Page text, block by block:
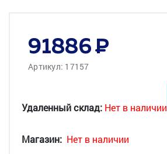
91886
Артикул: 17157
Удаленный склад: Нет в наличии
Магазин: Нет в наличии